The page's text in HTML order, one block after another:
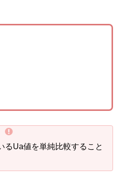
るUa値を単純比較すること